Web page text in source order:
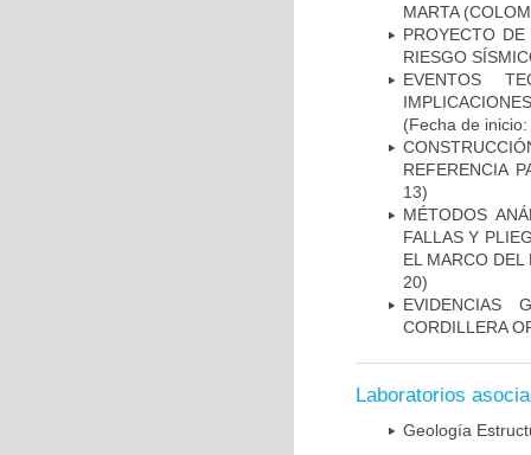
MARTA
PROYECTO DE
RIESGO
EVENTOS
(Fecha de
REFERENCIA
13)
MÉTODOS
FALLAS Y
EL MARCO
20)
EVIDENCIAS
CORDILLERA
Laboratorios
Geología